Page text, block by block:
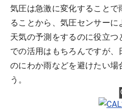
気圧は急激に変化すること
ることから、気圧センサー
天気の予測をするのに役立
での活用はもちろんですが
のにわか雨などを避けたい場
う。